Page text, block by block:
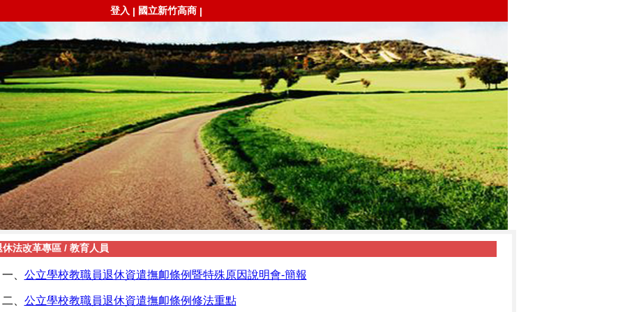
登入 | 國立新竹高商 |
休法改革專區/ 教育人員
一、 公立學校教職員退休資遣撫卹條例暨特殊原因說明會-簡報
二、 公立學校教職員退休資遣撫卹條例修法重點